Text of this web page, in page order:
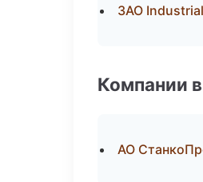
ЗАО
Компании
АО